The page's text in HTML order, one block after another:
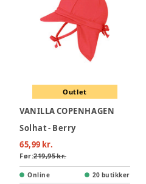
Outlet
VANILLA COPENHAGEN
Solhat - Berry
65,99 kr.
Før:219,95 kr.
Online 20 butikker